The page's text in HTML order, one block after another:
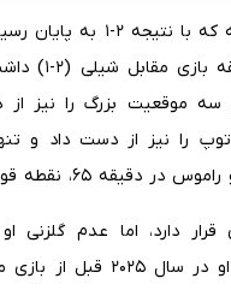
به گزارش ایلنا، رونالدو در دیدار
و تنها یک شوت در
بزرگ را نیز از
را نیز از دست داد و
۶۵، نقطه قوت او بود.
قرار دارد، اما عدم
نگرانی‌هایی را به وجود آورده است.